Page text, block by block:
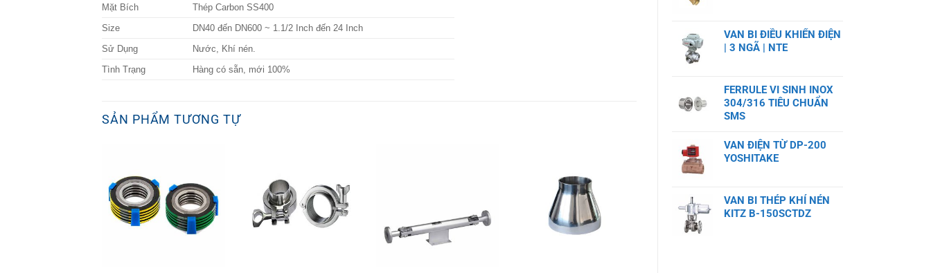
VAN BI ĐIỀU KHIỂN ĐIỆN
| 3 NGÃ | NTE
FERRULE VI SINH INOX
304/316 TIÊU CHUẨN
SMS
VAN ĐIỆN TỪ DP-200
YOSHITAKE
VAN BI THÉP KHÍ NÉN
KITZ B-150SCTDZ
Mặt Bích
Thép Carbon SS400
Size
DN40 đến DN600 ~ 1.1/2 Inch đến 24 Inch
Sử Dụng
Nước, Khí nén.
Tình Trạng
Hàng có sẵn, mới 100%
SẢN PHẨM TƯƠNG TỰ